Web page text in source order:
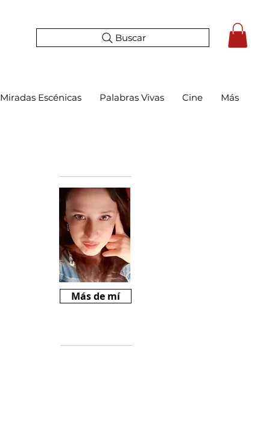
Buscar
Miradas Escénicas Palabras Vivas Cine Más
Más de mí